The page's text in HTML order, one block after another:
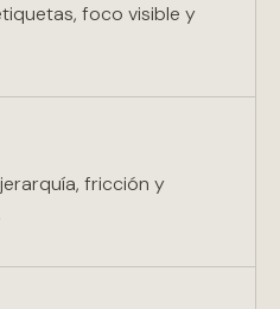
foco visible y
fricción y